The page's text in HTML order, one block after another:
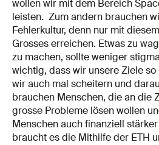
wollen wir mit dem Bereich
leisten. Zum andern brauchen
Fehlerkultur, denn nur mit
Grosses erreichen. Etwas zu
zu machen, sollte weniger
wichtig, dass wir unsere Ziele
wir auch mal scheitern und
brauchen Menschen, die an die
grosse Probleme lösen wollen
Menschen auch finanziell
braucht es die Mithilfe der ETH